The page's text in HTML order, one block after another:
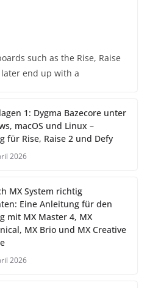
such as the Rise, Raise
end up with a
1: Dygma Bazecore unter
macOS und Linux –
für Rise, Raise 2 und Defy
2026
MX System richtig
Eine Anleitung für den
mit MX Master 4, MX
MX Brio und MX Creative
2026